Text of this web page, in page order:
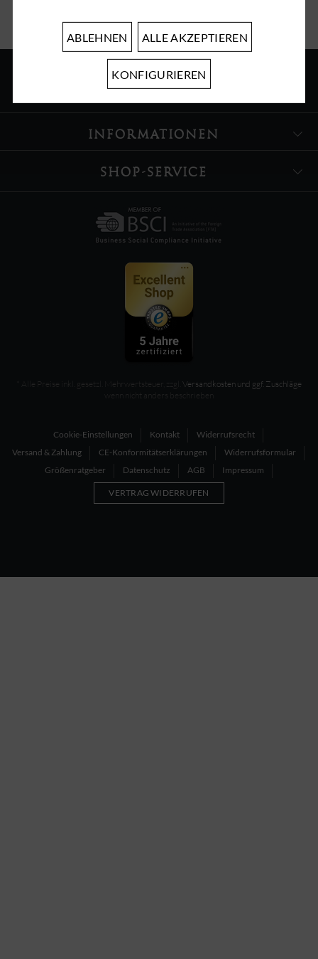
INFORMATIONEN
SHOP-SERVICE
* Alle Preise inkl. gesetzl. Mehrwertsteuer, zzgl. Versandkosten und ggf. Zuschläge
wenn nicht anders beschrieben
Cookie-Einstellungen Kontakt
Widerrufsrecht
Versand & Zahlung
CE-Konformitätserklärungen
Widerrufsformular
Größenratgeber
Datenschutz AGB Impressum
VERTRAG WIDERRUFEN
ABLEHNEN ALLE AKZEPTIEREN
KONFIGURIEREN